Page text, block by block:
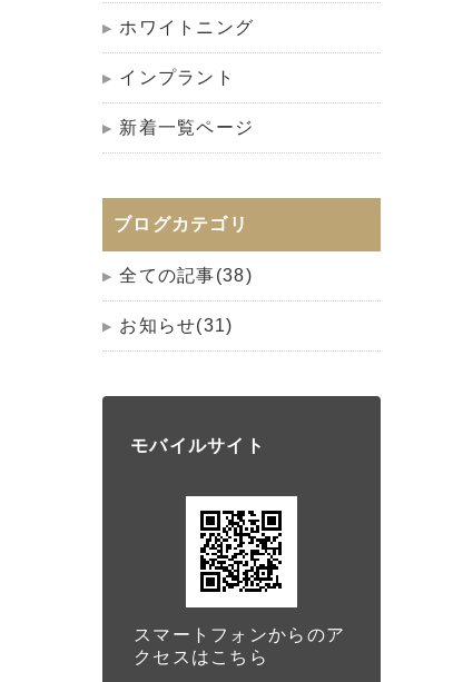
ホワイトニング
インプラント
新着一覧ページ
ブログカテゴリ
全ての記事(38)
お知らせ(31)
モバイルサイト
スマートフォンからのア
クセスはこちら